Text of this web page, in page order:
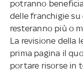
potranno
delle franchigie
resteranno più o
La revisione della
prima pagina il
portare risorse in